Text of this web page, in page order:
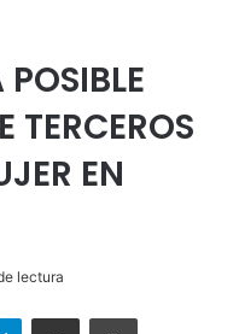
TERCEROS
EN
lectura
TelegramEnviar vía email Imprimir